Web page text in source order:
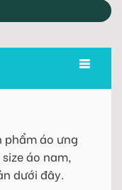
phẩm áo ưng
áo nam,
dưới đây.